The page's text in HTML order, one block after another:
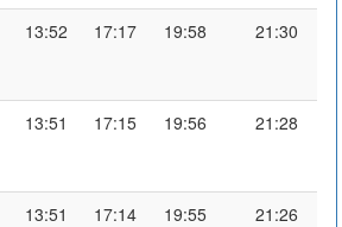
13:52 17:17 19:58 21:30
13:51 17:15 19:56 21:28
13:51 17:14 19:55 21:26